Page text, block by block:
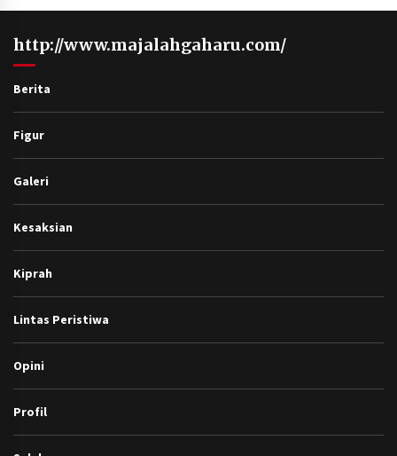
http://www.majalahgaharu.com/
Berita
Figur
Galeri
Kesaksian
Kiprah
Lintas Peristiwa
Opini
Profil